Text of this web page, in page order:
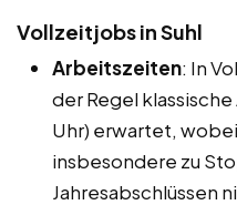
Vollzeitjobs in Suhl
Arbeitszeiten: In
der Regel
Uhr) erwartet,
insbesondere zu
Jahresabschlüssen